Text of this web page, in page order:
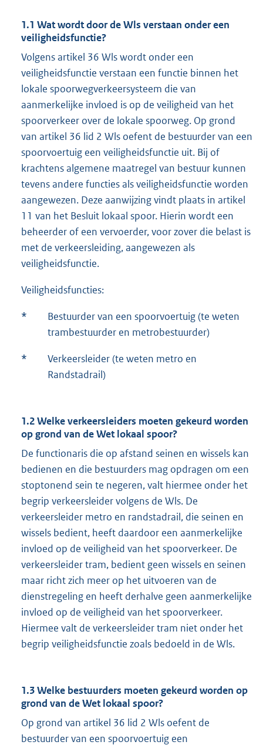
1.1 Wat wordt door de Wls verstaan onder een
veiligheidsfunctie?
Volgens artikel 36 Wls wordt onder een
veiligheidsfunctie verstaan een functie binnen het
lokale spoorwegverkeersysteem die van
aanmerkelijke invloed is op de veiligheid van het
spoorverkeer over de lokale spoorweg. Op grond
van artikel 36 lid 2 Wls oefent de bestuurder van een
spoorvoertuig een veiligheidsfunctie uit. Bij of
krachtens algemene maatregel van bestuur kunnen
tevens andere functies als veiligheidsfunctie worden
aangewezen. Deze aanwijzing vindt plaats in artikel
11 van het Besluit lokaal spoor. Hierin wordt een
beheerder of een vervoerder, voor zover die belast is
met de verkeersleiding, aangewezen als
veiligheidsfunctie.
Veiligheidsfuncties:
*
Bestuurder van een spoorvoertuig (te weten
trambestuurder en metrobestuurder)
*
Verkeersleider (te weten metro en
Randstadrail)
1.2 Welke verkeersleiders moeten gekeurd worden
op grond van de Wet lokaal spoor?
De functionaris die op afstand seinen en wissels kan
bedienen en die bestuurders mag opdragen om een
stoptonend sein te negeren, valt hiermee onder het
begrip verkeersleider volgens de Wls. De
verkeersleider metro en randstadrail, die seinen en
wissels bedient, heeft daardoor een aanmerkelijke
invloed op de veiligheid van het spoorverkeer. De
verkeersleider tram, bedient geen wissels en seinen
maar richt zich meer op het uitvoeren van de
dienstregeling en heeft derhalve geen aanmerkelijke
invloed op de veiligheid van het spoorverkeer.
Hiermee valt de verkeersleider tram niet onder het
begrip veiligheidsfunctie zoals bedoeld in de Wls.
1.3 Welke bestuurders moeten gekeurd worden op
grond van de Wet lokaal spoor?
Op grond van artikel 36 lid 2 Wls oefent de
bestuurder van een spoorvoertuig een